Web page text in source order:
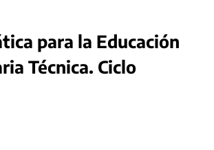
para la Educación
Técnica. Ciclo